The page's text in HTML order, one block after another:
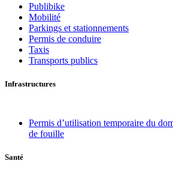
Publibike
Mobilité
Parkings et stationnements
Permis de conduire
Taxis
Transports publics
Infrastructures
Permis d’utilisation temporaire du
de fouille
Santé